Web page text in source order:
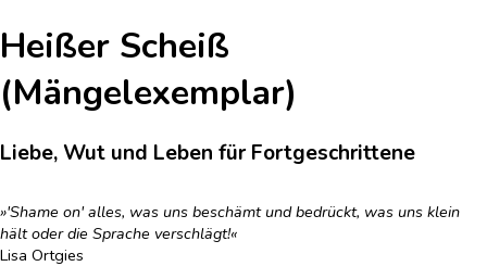
Heißer Scheiß
(Mängelexemplar)
Liebe, Wut und Leben für Fortgeschrittene
»'Shame on' alles, was uns beschämt und bedrückt, was uns klein
hält oder die Sprache verschlägt!«
Lisa Ortgies